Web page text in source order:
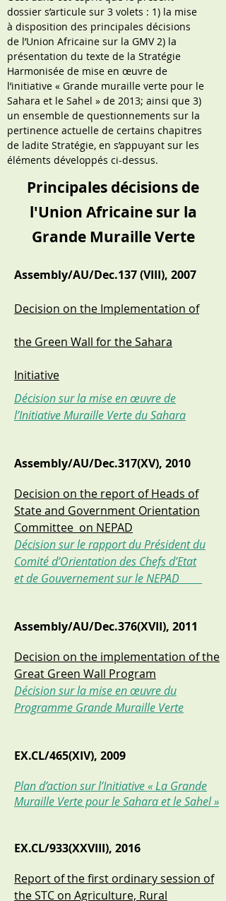
dossier s’articule sur 3 volets : 1) la mise
à disposition des principales décisions
de l’Union Africaine sur la GMV 2) la
présentation du texte de la Stratégie
Harmonisée de mise en œuvre de
l’initiative « Grande muraille verte pour le
Sahara et le Sahel » de 2013; ainsi que 3)
un ensemble de questionnements sur la
pertinence actuelle de certains chapitres
de ladite Stratégie, en s’appuyant sur les
éléments développés ci-dessus.
Principales décisions de
l'Union Africaine sur la
Grande Muraille Verte
Assembly/AU/Dec.137 (VIII), 2007
Decision on the Implementation of
the Green Wall for the Sahara
Initiative
Décision sur la mise en œuvre de
l’Initiative Muraille Verte du Sahara
Assembly/AU/Dec.317(XV), 2010
Decision on the report of Heads of
State and Government Orientation
Committee on NEPAD
Décision sur le rapport du Président du
Comité d’Orientation des Chefs d’Etat
etde Gouvernement sur le NEPAD
Assembly/AU/Dec.376(XVII), 2011
Decision on the implementation of the
Great Green Wall Program
Décision sur la mise en œuvre du
Programme Grande Muraille Verte
EX.CL/465(XIV), 2009
Plan d’action sur l’Initiative « La Grande
Muraille Verte pour le Sahara et le Sahel »
EX.CL/933(XXVIII), 2016
Report of the first ordinary session of
the STC on Agriculture, Rural